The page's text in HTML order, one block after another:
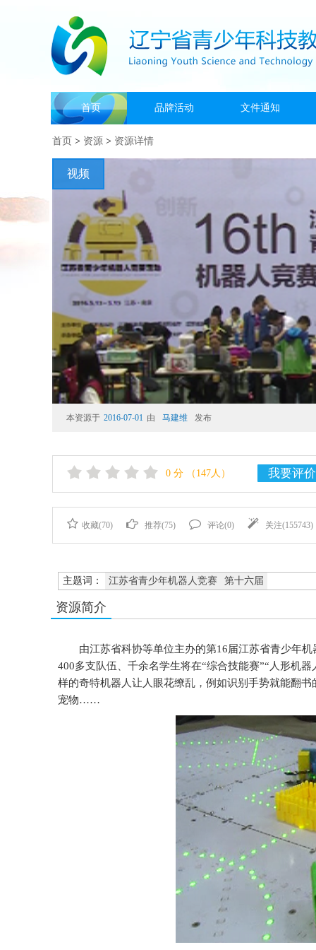
首页 品牌活动 文件通知
首页 > 资源 > 资源详情
本资源于 2016-07-01 由 马建维 发布
视频
0 分 （147人） 我要评价
收藏(70) 推荐(75) 评论(0) 关注(155743)
主题词： 江苏省青少年机器人竞赛 第十六届
资源简介
由江苏省科协等单位主办的第16届江苏省青少年机
400多支队伍、千余名学生将在“综合技能赛”“人形机
样的奇特机器人让人眼花缭乱，例如识别手势就能翻
宠物……